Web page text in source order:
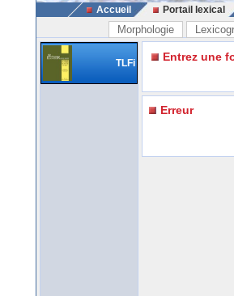
Accueil Portail lexical
Morphologie
TLFi Entrez une
Erreur